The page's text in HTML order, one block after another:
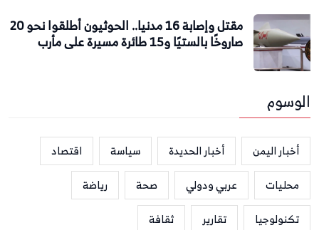
مقتل وإصابة 16 مدنيا.. الحوثيون أطلقوا نحو 20
صاروخًا بالستيًا و15 طائرة مسيرة على مأرب
الوسوم
أخبار اليمن أخبار الحديدة سياسة
اقتصاد
محليات
عربي ودولي صحة
رياضة
تكنولوجيا
تقارير ثقافة